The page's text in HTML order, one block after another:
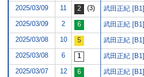
2025/03/09 11 (3) 武田正紀 [B1]
2025/03/09 2 武田正紀 [B1]
2025/03/08 10 武田正紀 [B1]
2025/03/08 6 武田正紀 [B1]
2025/03/07 12 武田正紀 [B1]